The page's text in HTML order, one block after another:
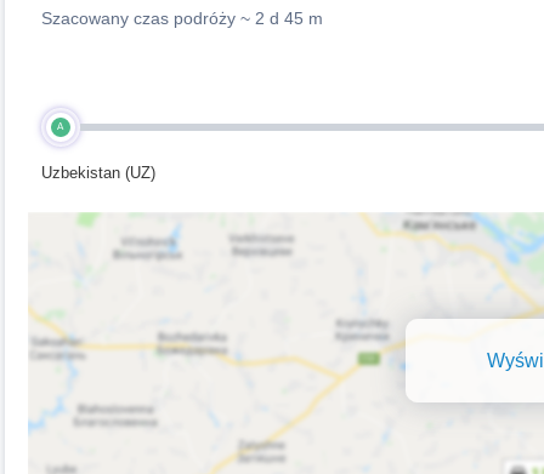
Szacowany czas podróży ~ 2 d 45 m
A
Uzbekistan (UZ)